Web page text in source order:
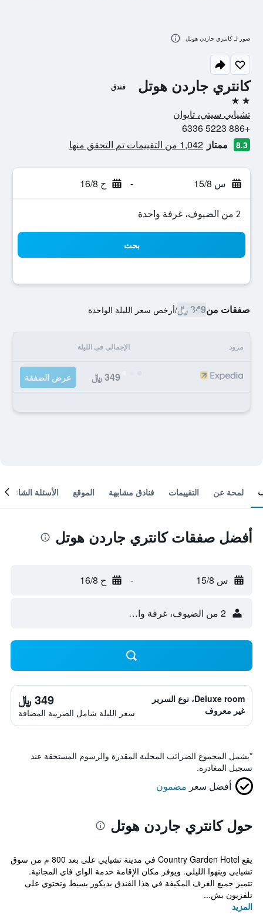
كانتري جاردن هوتل فندق
2 نجمتين
تشيايي سيتي، تايوان
+886 5223 6336
8.3 ممتاز 1,042 من التقييمات تم التحقق منها
س 15/8 - ح 16/8
2 من الضيوف، غرفة واحدة
بحث
صفقات من349 ﷼ /أرخص سعر الليلة الواحدة
مزود الإجمالي في الليلة
349 ﷼ عرض الصفقة
صور لـ كانتري جاردن هوتل
لمحة عن التقييمات فنادق مشابهة الموقع الأسئلة الشائعة
أفضل صفقات كانتري جاردن هوتل
س 15/8 - ح 16/8
2 من الضيوف، غرفة واحدة
Deluxe room، نوع السرير
غير معروف
349 ﷼
سعر الليلة شامل الصريبة المضافة
*يشمل المجموع الضرائب المحلية المقدرة والرسوم المستحقة عند
تسجيل المغادرة.
أفضل سعر مضمون
حول كانتري جاردن هوتل
يقع Country Garden Hotel في مدينة تشيايي على بعد 800 م من سوق
تشيايي وينهوا الليلي. ويوفر مكان الإقامة خدمة الواي فاي المجانية.
تتميز جميع الغرف المكيفة في هذا الفندق بديكور بسيط وتحتوي على
تلفزيون بش...
المزيد